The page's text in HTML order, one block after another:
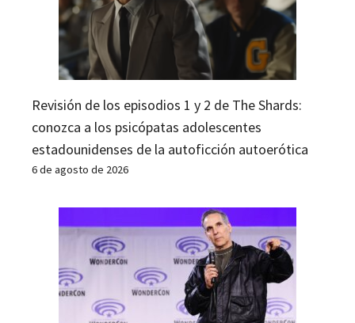
Revisión de los episodios 1 y 2 de The Shards:
conozca a los psicópatas adolescentes
estadounidenses de la autoficción autoerótica
6 de agosto de 2026